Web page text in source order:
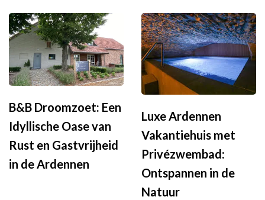
B&B Droomzoet: Een
Idyllische Oase van
Rust en Gastvrijheid
in de Ardennen
Luxe Ardennen
Vakantiehuis met
Privézwembad:
Ontspannen in de
Natuur